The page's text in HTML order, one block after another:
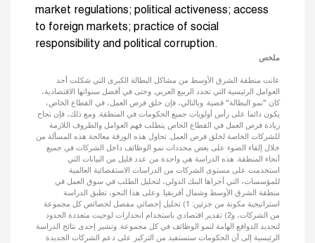
market regulations; political activeness; access
to foreign markets; practice of social
responsibility and political corruption.
ملخص
عانت منطقة الشرق الأوسط من مشاكل البطالة الكبرى التي شكلت أحد
العوامل الرئيسية التي تحدد الربيع العربي. وحتى في أفضل سنواتها الاقتصادية،
كان "نمو البطالة" قضية. وبالتالي، فإن خلق فرص العمل، في القطاع الخاص،
يكون دائما على رأس أولويات جميع الحكومات في المنطقة. ومع ذلك، فإن نجاح
زيادة فرص العمل في القطاع الخاص يتطلب فهم العوامل والظروف اللازمة
للشركات الخاصة لخلق فرص العمل. تحاول هذه الورقة معالجة هذه المسألة من
خلال إلقاء الضوء على بعض محددات نمو الوظائف داخل الشركات في جميع
أنحاء المنطقة. هذه الدراسة هي واحدة من عدد قليل من البيانات التي
استخدمت على مستوى الشركات من الدراسات الاستقصائية العالمية
للمؤسسات، التي أجراها البنك الدولي، لتحليل الطلب في سوق العمل في
منطقة الشرق الأوسط وشمال أفريقيا. وعلى هذا النحو، تطبق الدراسة
استراتيجية مكونة من جزئين: 1) تحليل إحصائي مفصل لخصائص كل مجموعة
من الشركات، و2) تقدير اقتصادي باستخدام انحدارات لوجيت متعددة الحدود
لتحديد الدوافع الهامة لنمو الوظائف في كل مجموعة. وتشير إحدى نتائج الدراسة
الرئيسية إلى أن الحكومات ستستفيد من التركيز على دعم الشركات الجديدة